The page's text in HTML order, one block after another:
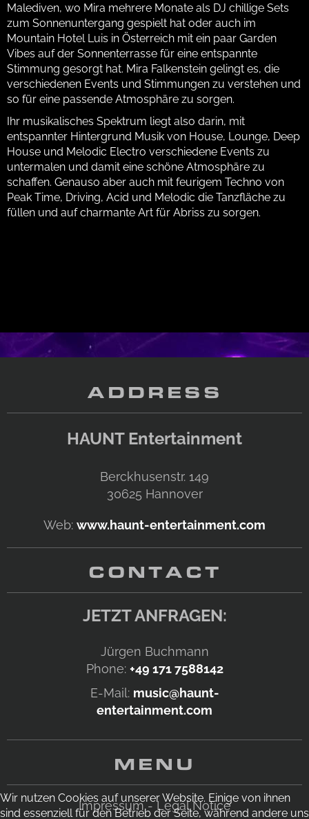
Malediven, wo Mira mehrere Monate als DJ chillige Sets
zum Sonnenuntergang gespielt hat oder auch im
Mountain Hotel Luis in Österreich mit ein paar Garden
Vibes auf der Sonnenterrasse für eine entspannte
Stimmung gesorgt hat. Mira Falkenstein gelingt es, die
verschiedenen Events und Stimmungen zu verstehen und
so für eine passende Atmosphäre zu sorgen.
Ihr musikalisches Spektrum liegt also darin, mit
entspannter Hintergrund Musik von House, Lounge, Deep
House und Melodic Electro verschiedene Events zu
untermalen und damit eine schöne Atmosphäre zu
schaffen. Genauso aber auch mit feurigem Techno von
Peak Time, Driving, Acid und Melodic die Tanzfläche zu
füllen und auf charmante Art für Abriss zu sorgen.
ADDRESS
HAUNT Entertainment
Berckhusenstr. 149
30625 Hannover
Web: www.haunt-entertainment.com
CONTACT
JETZT ANFRAGEN:
Jürgen Buchmann
Phone: +49 171 7588142
E-Mail: music@haunt-
entertainment.com
MENU
Impressum - Legal Notice
Wir nutzen Cookies auf unserer Website. Einige von ihnen
sind essenziell für den Betrieb der Seite, während andere uns